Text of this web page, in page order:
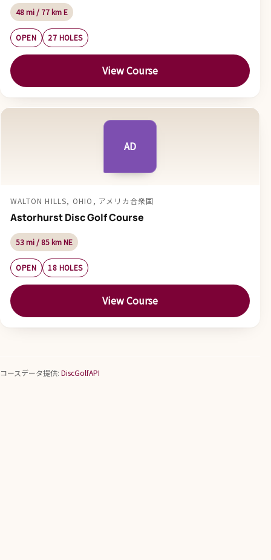
48 mi / 77 km E
OPEN 27 HOLES
View Course
AD
WALTON HILLS, OHIO, アメリカ合衆国
Astorhurst Disc Golf Course
53 mi / 85 km NE
OPEN 18 HOLES
View Course
コースデータ提供: DiscGolfAPI